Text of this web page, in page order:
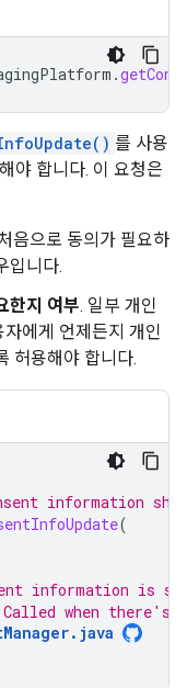
.
를 사용
야 합니다. 이 요청은
음으로 동의가 필요하
입니다.
한지 여부. 일부 개인
에게 언제든지 개인
허용해야 합니다.
information
(
information is
when there's